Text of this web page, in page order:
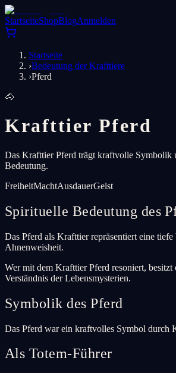
StartseiteShopBlogAnmelden
Startseite
›Bedeutung der Krafttiere
›Pferd
🐴
Krafttier Pferd
Das Krafttier Pferd trägt kraftvolle Symbolik
Bedeutung.
FreiheitMachtAusdauerGeist
Spirituelle Bedeutung des
Das Pferd als Krafttier repräsentiert eine
Ahnenweisheit.
Wer mit dem Krafttier Pferd resoniert, besitzt
Verständnis der Lebensmysterien.
Symbolik des Pferd
Das Pferd war ein kraftvolles Symbol durch
Als Totem-Führer